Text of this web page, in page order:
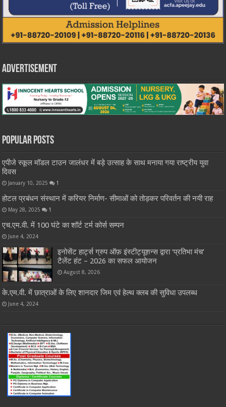
Advertisement
Popular Posts
एपीजे स्कूल मॉडल टाउन जालंधर में बड़े उत्साह के साथ मनाया गया राष्ट्रीय युवा
दिवस
January 10, 2025 1
होटल प्रबंधन संस्थान में करियर निर्माण- सीमाओं को तोड़कर परिवर्तन की नयी राह
May 28, 2025 1
एच.एम.वी. में 100 घंटे का शॉर्ट टर्म कोर्स सम्पन
June 4, 2024
इनोसेंट हार्ट्स ग्रुप ऑफ़ इंस्टीट्यूशन्स द्वारा ‘प्रतिभा मंच’
टैलेंट हंट – 2026 का सफल आयोजन
August 8, 2026
के.एम.वी. में छात्राओं के लिए शानदार जिम एवं हेल्थ क्लब की सुविधा उपलब्ध
June 4, 2024